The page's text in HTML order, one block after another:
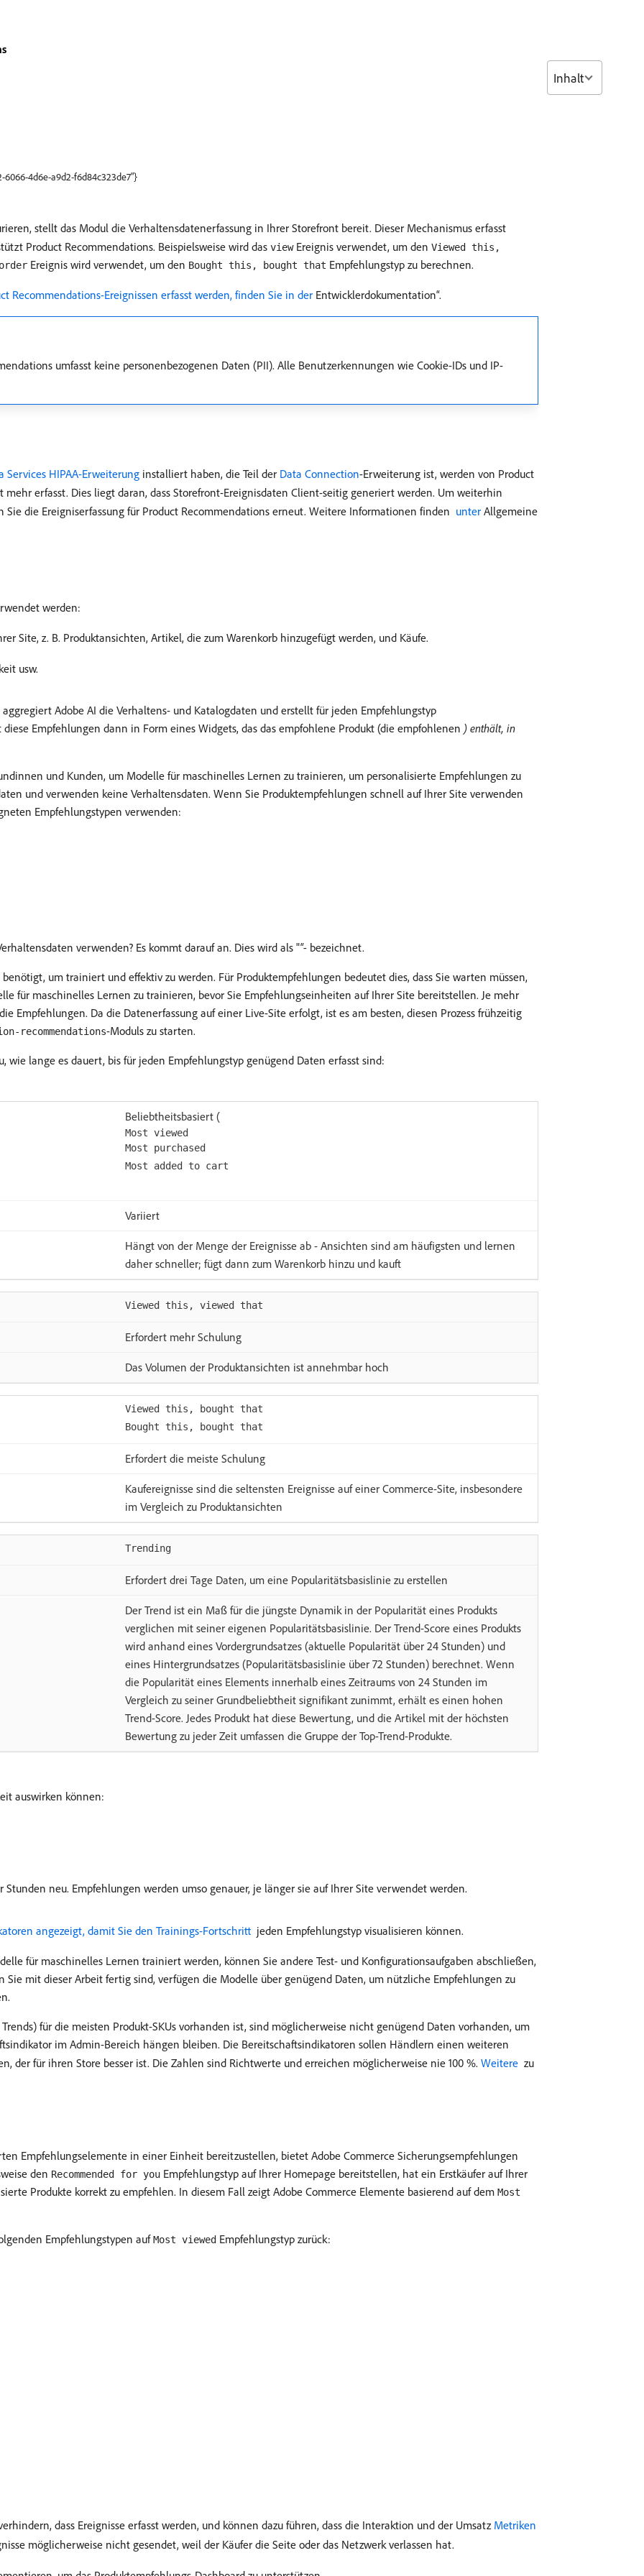
6066-4d6e-a9d2-f6d84c323de7"}
stellt das Modul die Verhaltensdatenerfassung in Ihrer Storefront bereit. Dieser Mechanismus erfasst
Product Recommendations. Beispielsweise wird das viewEreignis verwendet, um den Viewed this,
Ereignis wird verwendet, um den Bought this, bought that Empfehlungstyp zu berechnen.
Recommendations-Ereignissen erfasst werden, finden Sie in der Entwicklerdokumentation“.
umfasst keine personenbezogenen Daten (PII). Alle Benutzerkennungen wie Cookie-IDs und IP-
Services HIPAA-Erweiterung installiert haben, die Teil der Data Connection-Erweiterung ist, werden von Product
erfasst. Dies liegt daran, dass Storefront-Ereignisdaten Client-seitig generiert werden. Um weiterhin
die Ereigniserfassung für Product Recommendations erneut. Weitere Informationen finden ​ unter ​ Allgemeine
werden:
Site, z. B. Produktansichten, Artikel, die zum Warenkorb hinzugefügt werden, und Käufe.
usw.
aggregiert Adobe AI die Verhaltens- und Katalogdaten und erstellt für jeden Empfehlungstyp
Empfehlungen dann in Form eines Widgets, das das empfohlene Produkt (die empfohlenen ) enthält, in
und Kunden, um Modelle für maschinelles Lernen zu trainieren, um personalisierte Empfehlungen zu
und verwenden keine Verhaltensdaten. Wenn Sie Produktempfehlungen schnell auf Ihrer Site verwenden
Empfehlungstypen verwenden:
verwenden? Es kommt darauf an. Dies wird als ""- bezeichnet.
um trainiert und effektiv zu werden. Für Produktempfehlungen bedeutet dies, dass Sie warten müssen,
für maschinelles Lernen zu trainieren, bevor Sie Empfehlungseinheiten auf Ihrer Site bereitstellen. Je mehr
Empfehlungen. Da die Datenerfassung auf einer Live-Site erfolgt, ist es am besten, diesen Prozess frühzeitig
recommendations-Moduls zu starten.
lange es dauert, bis für jeden Empfehlungstyp genügend Daten erfasst sind:
Beliebtheitsbasiert (
Most viewed
Most purchased
Most added to cart
Variiert
Hängt von der Menge der Ereignisse ab - Ansichten sind am häufigsten und lernen
daher schneller; fügt dann zum Warenkorb hinzu und kauft
Viewed this, viewed that
Erfordert mehr Schulung
Das Volumen der Produktansichten ist annehmbar hoch
Viewed this, bought that
Bought this, bought that
Erfordert die meiste Schulung
Kaufereignisse sind die seltensten Ereignisse auf einer Commerce-Site, insbesondere
im Vergleich zu Produktansichten
Trending
Erfordert drei Tage Daten, um eine Popularitätsbasislinie zu erstellen
Der Trend ist ein Maß für die jüngste Dynamik in der Popularität eines Produkts
verglichen mit seiner eigenen Popularitätsbasislinie. Der Trend-Score eines Produkts
wird anhand eines Vordergrundsatzes (aktuelle Popularität über 24 Stunden) und
eines Hintergrundsatzes (Popularitätsbasislinie über 72 Stunden) berechnet. Wenn
die Popularität eines Elements innerhalb eines Zeitraums von 24 Stunden im
Vergleich zu seiner Grundbeliebtheit signifikant zunimmt, erhält es einen hohen
Trend-Score. Jedes Produkt hat diese Bewertung, und die Artikel mit der höchsten
Bewertung zu jeder Zeit umfassen die Gruppe der Top-Trend-Produkte.
auswirken können:
neu. Empfehlungen werden umso genauer, je länger sie auf Ihrer Site verwendet werden.
angezeigt, damit Sie den Trainings-Fortschritt jeden Empfehlungstyp visualisieren können.
für maschinelles Lernen trainiert werden, können Sie andere Test- und Konfigurationsaufgaben abschließen,
mit dieser Arbeit fertig sind, verfügen die Modelle über genügend Daten, um nützliche Empfehlungen zu
für die meisten Produkt-SKUs vorhanden ist, sind möglicherweise nicht genügend Daten vorhanden, um
im Admin-Bereich hängen bleiben. Die Bereitschaftsindikatoren sollen Händlern einen weiteren
der für ihren Store besser ist. Die Zahlen sind Richtwerte und erreichen möglicherweise nie 100 %. Weitere ​ zu
Empfehlungselemente in einer Einheit bereitzustellen, bietet Adobe Commerce Sicherungsempfehlungen
den Recommended for you Empfehlungstyp auf Ihrer Homepage bereitstellen, hat ein Erstkäufer auf Ihrer
Produkte korrekt zu empfehlen. In diesem Fall zeigt Adobe Commerce Elemente basierend auf dem Most
Empfehlungstypen aufMost viewed Empfehlungstyp zurück:
dass Ereignisse erfasst werden, und können dazu führen, dass die Interaktion und der Umsatz Metriken
möglicherweise nicht gesendet, weil der Käufer die Seite oder das Netzwerk verlassen hat.
Inhalt